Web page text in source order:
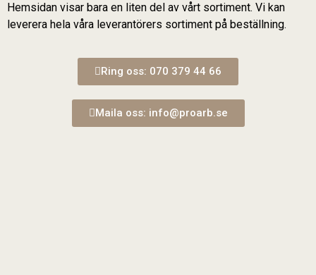
Hemsidan visar bara en liten del av vårt sortiment. Vi kan
leverera hela våra leverantörers sortiment på beställning.
Ring oss: 070 379 44 66
Maila oss: info@proarb.se